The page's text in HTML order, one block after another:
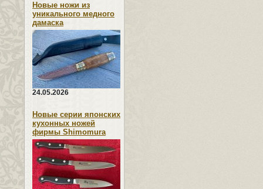
Новые ножи из
уникального медного
дамаска
24.05.2026
Новые серии японских
кухонных ножей
фирмы Shimomura